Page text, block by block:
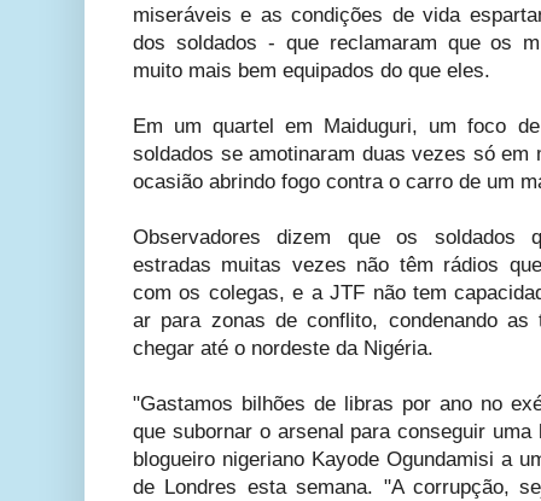
miseráveis e as condições de vida
dos soldados - que reclamaram que os
muito mais bem equipados do que eles.
Em um quartel em Maiduguri, um foco
soldados se amotinaram duas vezes só
ocasião abrindo fogo contra o carro de um
Observadores dizem que os soldados
estradas muitas vezes não têm rádios
com os colegas, e a JTF não tem
ar para zonas de conflito, condenando
chegar até o nordeste da Nigéria.
"Gastamos bilhões de libras por ano no
que subornar o arsenal para conseguir
blogueiro nigeriano Kayode Ogundamisi a
de Londres esta semana. "A corrupção,